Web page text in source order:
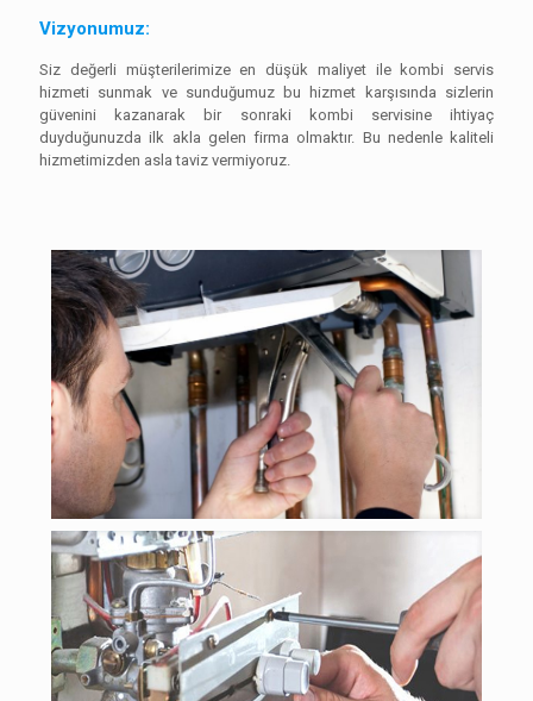
Vizyonumuz:
Siz değerli müşterilerimize en düşük maliyet ile kombi servis
hizmeti sunmak ve sunduğumuz bu hizmet karşısında sizlerin
güvenini kazanarak bir sonraki kombi servisine ihtiyaç
duyduğunuzda ilk akla gelen firma olmaktır. Bu nedenle kaliteli
hizmetimizden asla taviz vermiyoruz.